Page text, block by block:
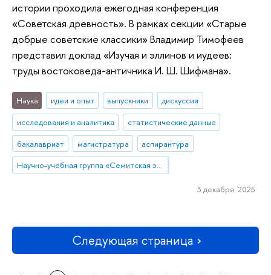
истории проходила ежегодная конференция
«Советская древность». В рамках секции «Старые
добрые советские классики» Владимир Тимофеев
представил доклад «Изучая и эллинов и иудеев:
труды востоковеда-античника И. Ш. Шифмана».
Наука идеи и опыт выпускники
дискуссии
исследования и аналитика
статистические данные
бакалавриат
магистратура
аспирантура
Научно-учебная группа «Семитская эпиграфика в цифровую эпоху»
3 декабря 2025
Следующая страница